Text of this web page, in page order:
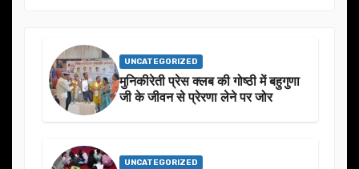
UNCATEGORIZED
मुनिकीरेती प्रेस क्लब की गोष्ठी में बहुगुणा
जी के जीवन से प्रेरणा लेने पर जोर
UNCATEGORIZED